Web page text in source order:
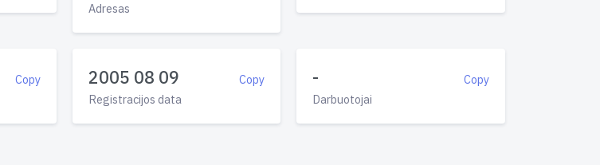
Adresas
Copy Copy
2005 08 09
Registracijos data
Copy
-
Darbuotojai